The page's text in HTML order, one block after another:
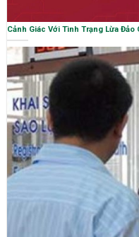
Cảnh Giác Với Tình Trạng Lừa